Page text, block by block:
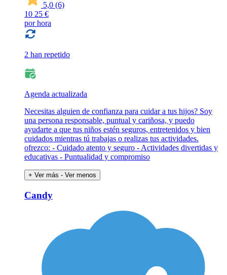
5,0 (6)
10 25 €
por hora
2 han repetido
Agenda actualizada
Necesitas alguien de confianza para cuidar a tus hijos? Soy
una persona responsable, puntual y cariñosa, y puedo
ayudarte a que tus niños estén seguros, entretenidos y bien
cuidados mientras tú trabajas o realizas tus actividades.
ofrezco: - Cuidado atento y seguro - Actividades divertidas y
educativas - Puntualidad y compromiso
+ Ver más - Ver menos
Candy